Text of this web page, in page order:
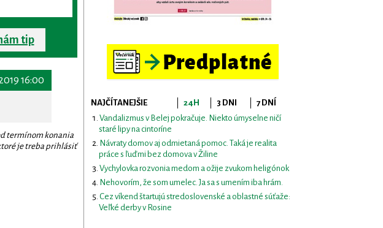
tip
16:00
termínom konania
je treba prihlásiť
NAJČÍTANEJŠIE 24H 3 DNI
7 DNÍ
Vandalizmus v Belej pokračuje. Niekto úmyselne ničí
staré lipy na cintoríne
Návraty domov aj odmietaná pomoc. Taká je realita
práce s ľuďmi bez domova v Žiline
Vychylovka rozvonia medom a ožije zvukom heligónok
Nehovorím, že som umelec. Ja sa s umením iba hrám.
Cez víkend štartujú stredoslovenské a oblastné súťaže:
Veľké derby v Rosine